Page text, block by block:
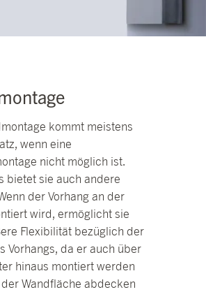
kommt meistens
wenn eine
nicht möglich ist.
bietet sie auch andere
der Vorhang an der
wird, ermöglicht sie
Flexibilität bezüglich der
Vorhangs, da er auch über
hinaus montiert werden
der Wandfläche abdecken